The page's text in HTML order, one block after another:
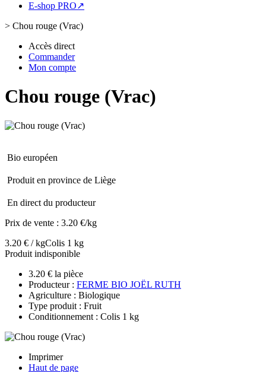
E-shop PRO↗
> Chou rouge (Vrac)
Accès direct
Commander
Mon compte
Chou rouge (Vrac)
Bio européen
Produit en province de Liège
En direct du producteur
Prix de vente : 3.20 €/kg
3.20 € / kgColis 1 kg
Produit indisponible
3.20 € la pièce
Producteur : FERME BIO JOËL RUTH
Agriculture : Biologique
Type produit : Fruit
Conditionnement : Colis 1 kg
Imprimer
Haut de page